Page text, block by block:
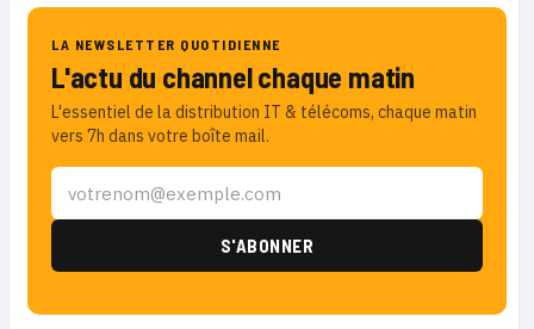
LA NEWSLETTER QUOTIDIENNE
L'actu du channel chaque matin
L'essentiel de la distribution IT & télécoms, chaque matin
vers 7h dans votre boîte mail.